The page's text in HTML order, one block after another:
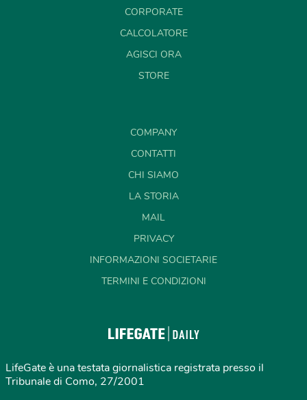
CORPORATE
CALCOLATORE
AGISCI ORA
STORE
COMPANY
CONTATTI
CHI SIAMO
LA STORIA
MAIL
PRIVACY
INFORMAZIONI SOCIETARIE
TERMINI E CONDIZIONI
LifeGate è una testata giornalistica registrata presso il
Tribunale di Como, 27/2001